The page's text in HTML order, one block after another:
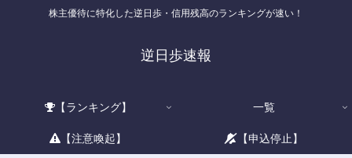
株主優待に特化した逆日歩・信用残高のランキングが速い！
逆日歩速報
【ランキング】 一覧
【注意喚起】 【申込停止】